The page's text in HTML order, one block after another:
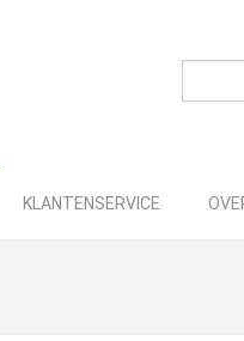
KLANTENSERVICE